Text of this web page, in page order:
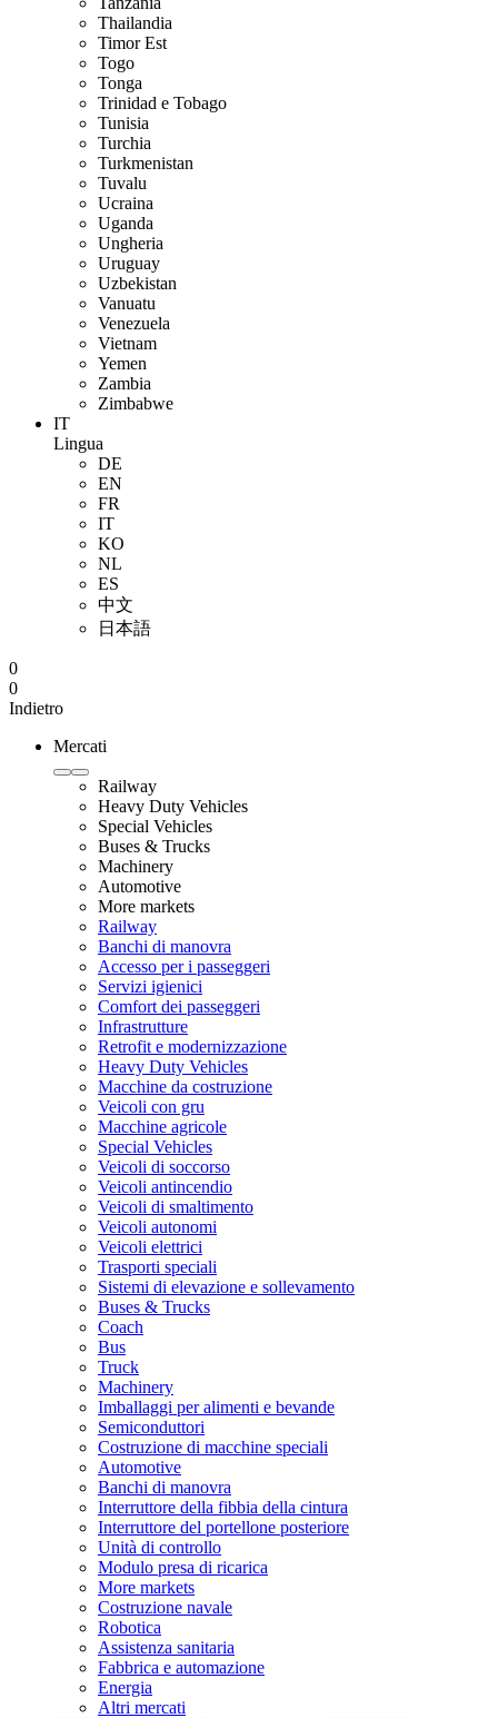
Thailandia
Timor Est
Togo
Tonga
Trinidad e Tobago
Tunisia
Turchia
Turkmenistan
Tuvalu
Ucraina
Uganda
Ungheria
Uruguay
Uzbekistan
Vanuatu
Venezuela
Vietnam
Yemen
Zambia
Zimbabwe
IT
Lingua
DE
EN
FR
IT
KO
NL
ES
中文
日本語
0
0
Indietro
Mercati
Railway
Heavy Duty Vehicles
Special Vehicles
Buses & Trucks
Machinery
Automotive
More markets
Railway
Banchi di manovra
Accesso per i passeggeri
Servizi igienici
Comfort dei passeggeri
Infrastrutture
Retrofit e modernizzazione
Heavy Duty Vehicles
Macchine da costruzione
Veicoli con gru
Macchine agricole
Special Vehicles
Veicoli di soccorso
Veicoli antincendio
Veicoli di smaltimento
Veicoli autonomi
Veicoli elettrici
Trasporti speciali
Sistemi di elevazione e sollevamento
Buses & Trucks
Coach
Bus
Truck
Machinery
Imballaggi per alimenti e bevande
Semiconduttori
Costruzione di macchine speciali
Automotive
Banchi di manovra
Interruttore della fibbia della cintura
Interruttore del portellone posteriore
Unità di controllo
Modulo presa di ricarica
More markets
Costruzione navale
Robotica
Assistenza sanitaria
Fabbrica e automazione
Energia
Altri mercati